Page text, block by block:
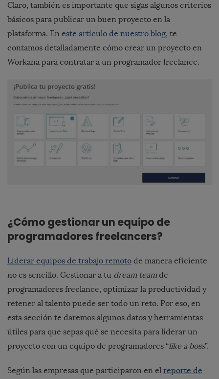
Claro, también es importante que sigas algunos criterios
básicos para publicar un buen proyecto en la
plataforma. En este artículo de nuestro blog, te
contamos detalladamente cómo crear un proyecto en
Workana para contratar a un programador freelance.
¿Cómo gestionar un equipo de
programadores freelancers?
Liderar equipos de trabajo remoto de manera eficiente
no es sencillo. Gestionar a tu dream teamde
programadores freelance, optimizar la productividad y
retener al talento puede ser todo un reto. Por eso, en
esta sección te daremos algunos datos y herramientas
útiles para que sepas qué se necesita para liderar un
proyecto con un equipo de programadores “like a boss”.
Según las empresas que participaron en el reporte de